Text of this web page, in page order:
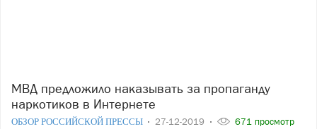
МВД предложило наказывать за пропаганду
наркотиков в Интернете
ОБЗОР РОССИЙСКОЙ ПРЕССЫ 27-12-2019 671 просмотр